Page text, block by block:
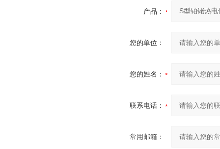
产品：
您的单位：
您的姓名：
联系电话：
常用邮箱：